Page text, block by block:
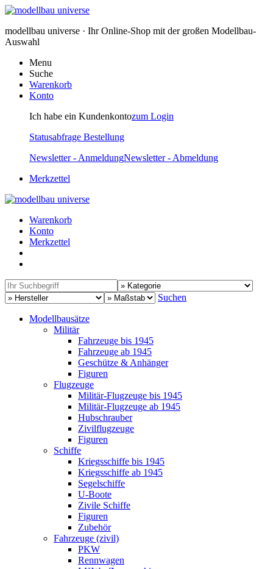
modellbau universe · Ihr Online-Shop mit der großen Modellbau-
Auswahl
Menu
Suche
Warenkorb
Konto
Ich habe ein Kundenkontozum Login
Statusabfrage Bestellung
Newsletter - AnmeldungNewsletter - Abmeldung
Merkzettel
Warenkorb
Konto
Merkzettel
Suchen
Modellbausätze
Militär
Fahrzeuge bis 1945
Fahrzeuge ab 1945
Geschütze & Anhänger
Figuren
Flugzeuge
Militär-Flugzeuge bis 1945
Militär-Flugzeuge ab 1945
Hubschrauber
Zivilflugzeuge
Figuren
Schiffe
Kriegsschiffe bis 1945
Kriegsschiffe ab 1945
Segelschiffe
U-Boote
Zivile Schiffe
Figuren
Zubehör
Fahrzeuge (zivil)
PKW
Rennwagen